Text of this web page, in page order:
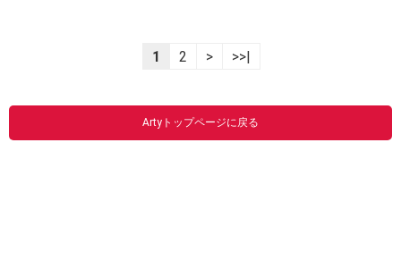
1 2 > >>|
Artyトップページに戻る